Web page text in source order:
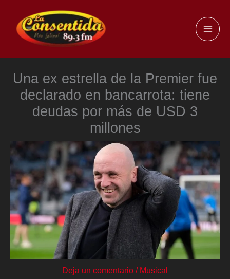
contenido
Una ex estrella de la Premier fue
declarado en bancarrota: tiene
deudas por más de USD 3
millones
Deja un comentario / Musical